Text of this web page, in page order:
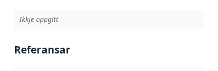
Ikkje oppgitt
Referansar